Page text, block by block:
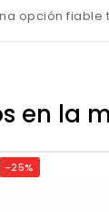
opción fiable
en la
-25%